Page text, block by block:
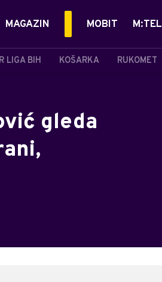
LIGA BIH KOŠARKA RUKOMET
MAGAZIN MOBIT M:TEL
gleda